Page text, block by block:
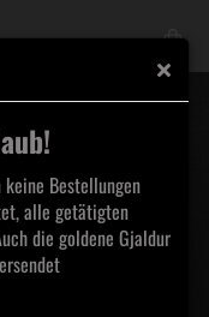
Bestellungen
alle getätigten
die goldene Gjaldur